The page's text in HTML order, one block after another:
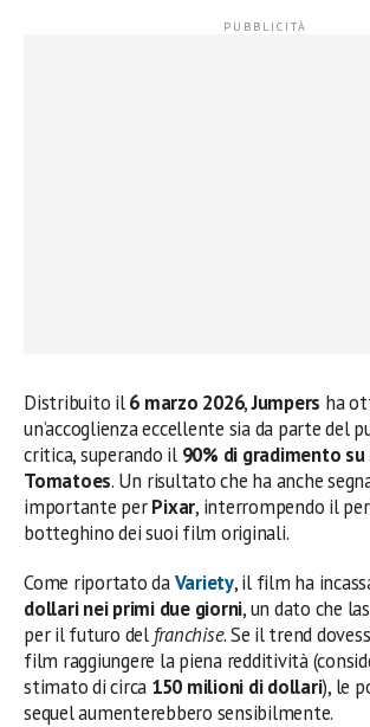
Distribuito il6 marzo 2026,Jumpers ha
un’accoglienza eccellente sia da parte del
critica, superando il 90% di gradimento
Tomatoes. Un risultato che ha anche
importante perPixar, interrompendo il
botteghino dei suoi film originali.
Come riportato daVariety, il film ha
dollari nei primi due giorni, un dato che
per il futuro del franchise. Se il trend
film raggiungere la piena redditività
stimato di circa 150 milioni di dollari), le
sequel aumenterebbero sensibilmente.